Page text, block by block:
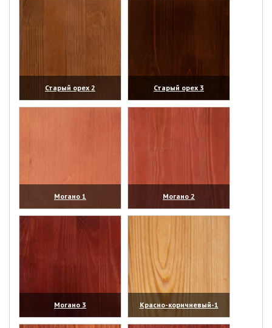
Старый орех 2
(увеличить)
Старый орех 3
(увеличить)
Могано 1
(увеличить)
Могано 2
(увеличить)
Могано 3
(увеличить)
Красно-коричневый-1
(увеличить)